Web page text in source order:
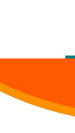
內
的